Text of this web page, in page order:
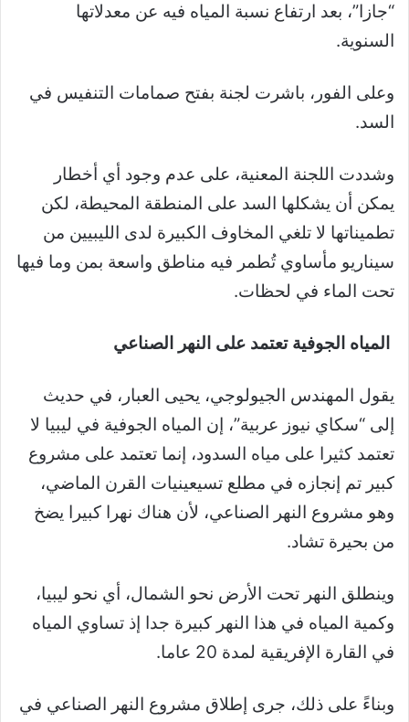
“جازا”، بعد ارتفاع نسبة المياه فيه عن معدلاتها
السنوية.
وعلى الفور، باشرت لجنة بفتح صمامات التنفيس في
السد.
وشددت اللجنة المعنية، على عدم وجود أي أخطار
يمكن أن يشكلها السد على المنطقة المحيطة، لكن
تطميناتها لا تلغي المخاوف الكبيرة لدى الليبيين من
سيناريو مأساوي تُطمر فيه مناطق واسعة بمن وما فيها
تحت الماء في لحظات.
المياه الجوفية تعتمد على النهر الصناعي
يقول المهندس الجيولوجي، يحيى العبار، في حديث
إلى “سكاي نيوز عربية”، إن المياه الجوفية في ليبيا لا
تعتمد كثيرا على مياه السدود، إنما تعتمد على مشروع
كبير تم إنجازه في مطلع تسيعينيات القرن الماضي،
وهو مشروع النهر الصناعي، لأن هناك نهرا كبيرا يضخ
من بحيرة تشاد.
وينطلق النهر تحت الأرض نحو الشمال، أي نحو ليبيا،
وكمية المياه في هذا النهر كبيرة جدا إذ تساوي المياه
في القارة الإفريقية لمدة 20 عاما.
وبناءً على ذلك، جرى إطلاق مشروع النهر الصناعي في